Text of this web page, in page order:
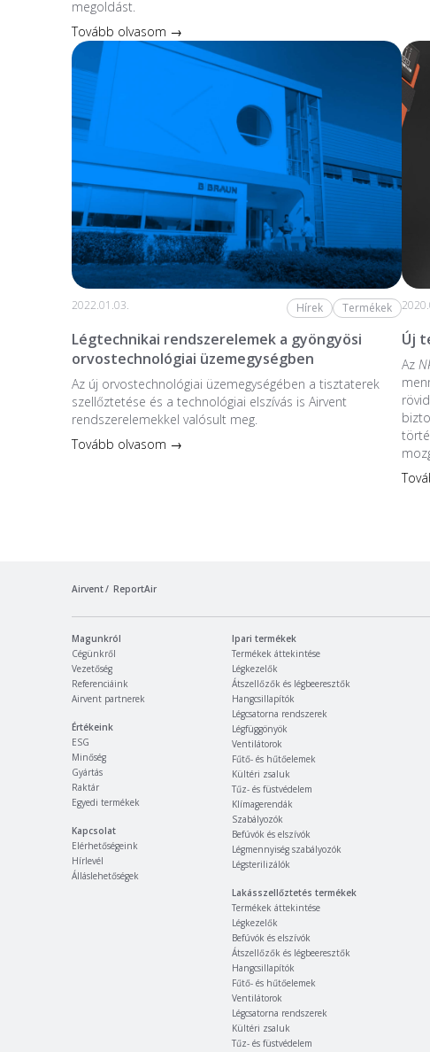
megoldást.
Tovább olvasom →
2022.01.03. Hírek Termékek
Légtechnikai rendszerelemek a gyöngyösi
orvostechnológiai üzemegységben
Az új orvostechnológiai üzem­egységében a tiszta­terek
szellőztetése és a technológiai elszívás is Airvent
rendszerelemekkel valósult meg.
Tovább olvasom →
Új
Az
Airvent ReportAir
Magunkról
Cégünkről
Vezetőség
Referenciáink
Airvent partnerek
Értékeink
ESG
Minőség
Gyártás
Raktár
Egyedi termékek
Kapcsolat
Elérhetőségeink
Hírlevél
Álláslehetőségek
Ipari termékek
Termékek áttekintése
Légkezelők
Átszellőzők és légbeeresztők
Hangcsillapítók
Légcsatorna rendszerek
Légfüggönyök
Ventilátorok
Fűtő- és hűtőelemek
Kültéri zsaluk
Tűz- és füstvédelem
Klímagerendák
Szabályozók
Befúvók és elszívók
Légmennyiség szabályozók
Légsterilizálók
Lakásszellőztetés termékek
Termékek áttekintése
Légkezelők
Befúvók és elszívók
Átszellőzők és légbeeresztők
Hangcsillapítók
Fűtő- és hűtőelemek
Ventilátorok
Légcsatorna rendszerek
Kültéri zsaluk
Tűz- és füstvédelem